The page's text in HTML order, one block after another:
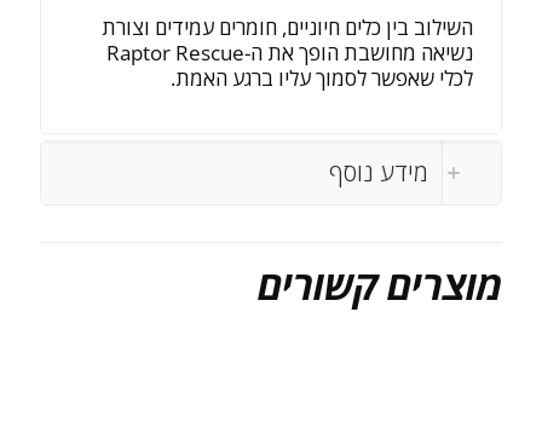
השילוב בין כלים חיוניים, חומרים עמידים וצורת
נשיאה מחושבת הופך את ה-Raptor Rescue
לכלי שאפשר לסמוך עליו ברגע האמת.
מידע נוסף
מוצרים קשורים